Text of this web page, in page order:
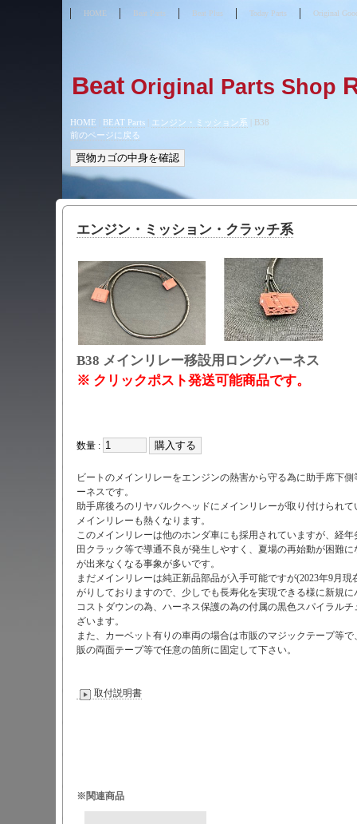
HOME Beat Parts Beat Plus Today Parts Original
BeatOriginal Parts Shop
HOME BEAT Parts| エンジン・ミッション系
B38
前のページに戻る
エンジン・ミッション・クラッチ系
B38 メインリレー移設用ロングハーネス
※ クリックポスト発送可能商品です。
数量 :
ビートのメインリレーをエンジンの熱害から守る為に助手席下
ーネスです。
助手席後ろのリヤバルクヘッドにメインリレーが取り付けられ
メインリレーも熱くなります。
このメインリレーは他のホンダ車にも採用されていますが、経
田クラック等で導通不良が発生しやすく、夏場の再始動が困難
が出来なくなる事象が多いです。
まだメインリレーは純正新品部品が入手可能ですが(2023年9月
がりしておりますので、少しでも長寿化を実現できる様に新規
コストダウンの為、ハーネス保護の為の付属の黒色スパイラル
ざいます。
また、カーベット有りの車両の場合は市販のマジックテープ等
販の両面テープ等で任意の箇所に固定して下さい。
取付説明書
※関連商品